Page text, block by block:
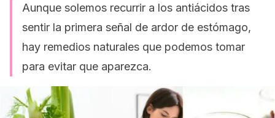
Aunque solemos recurrir a los antiácidos tras
sentir la primera señal de ardor de estómago,
hay remedios naturales que podemos tomar
para evitar que aparezca.